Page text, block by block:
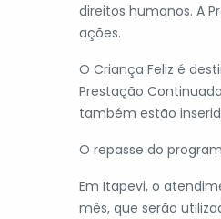
direitos humanos. A
ações.
O Criança Feliz é
Prestação
também estão
O repasse do
Em Itapevi, o
mês, que serão